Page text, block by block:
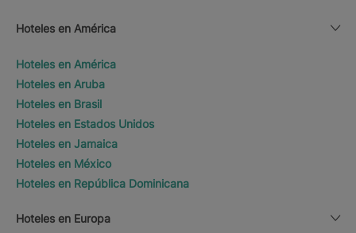
Hoteles en América
Hoteles en América
Hoteles en Aruba
Hoteles en Brasil
Hoteles en Estados Unidos
Hoteles en Jamaica
Hoteles en México
Hoteles en República Dominicana
Hoteles en Europa